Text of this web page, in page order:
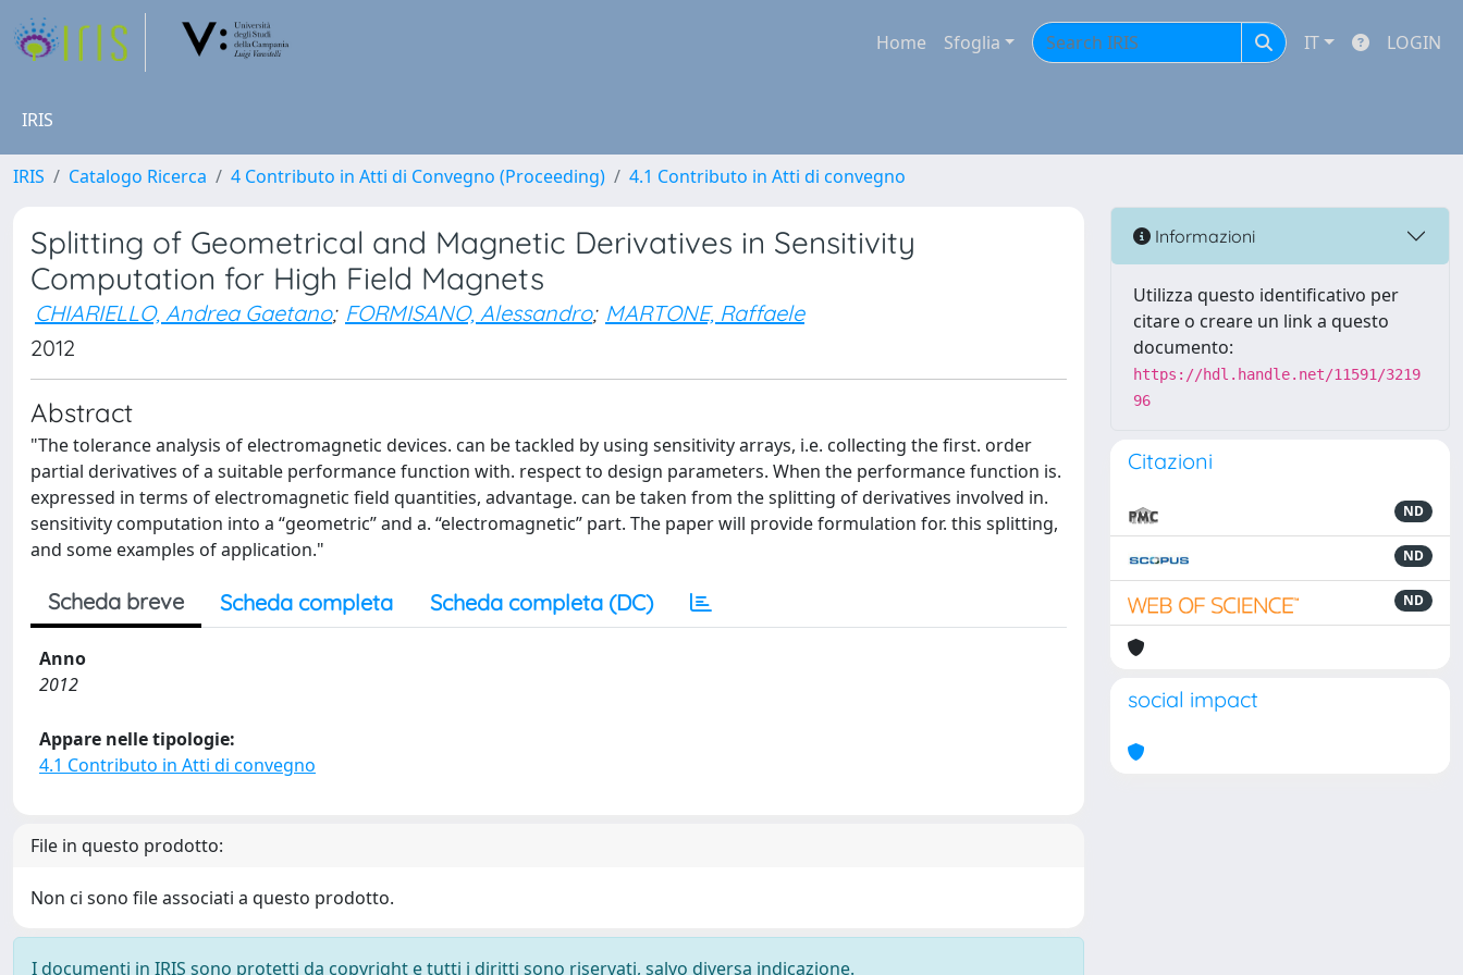
Home Sfoglia IT LOGIN
IRIS
IRIS Catalogo Ricerca 4 Contributo in Atti di Convegno (Proceeding) 4.1 Contributo in Atti di convegno
Splitting of Geometrical and Magnetic Derivatives in Sensitivity
Computation for High Field Magnets
CHIARIELLO, Andrea Gaetano; FORMISANO, Alessandro; MARTONE, Raffaele
2012
Abstract
"The tolerance analysis of electromagnetic devices. can be tackled by using sensitivity arrays, i.e. collecting the first. order
partial derivatives of a suitable performance function with. respect to design parameters. When the performance function is.
expressed in terms of electromagnetic field quantities, advantage. can be taken from the splitting of derivatives involved in.
sensitivity computation into a “geometric” and a. “electromagnetic” part. The paper will provide formulation for. this splitting,
and some examples of application."
Scheda breve Scheda completa Scheda completa (DC)
Anno
2012
Appare nelle tipologie:
4.1 Contributo in Atti di convegno
File in questo prodotto:
Non ci sono file associati a questo prodotto.
I documenti in IRIS sono protetti da copyright e tutti i diritti sono riservati, salvo diversa indicazione.
Informazioni
Utilizza questo identificativo per
citare o creare un link a questo
documento:
https://hdl.handle.net/11591/3219
96
Citazioni
ND
ND
ND
social impact